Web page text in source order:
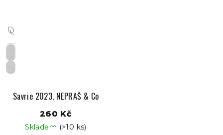
CZ
Suché
Savrie 2023, NEPRAŠ & Co
260 Kč
Skladem (>10 ks)